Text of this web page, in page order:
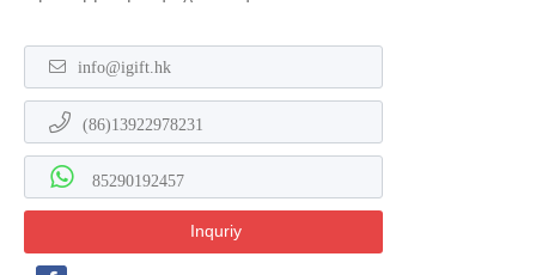
info@igift.hk
(86)13922978231
85290192457
Inquriy